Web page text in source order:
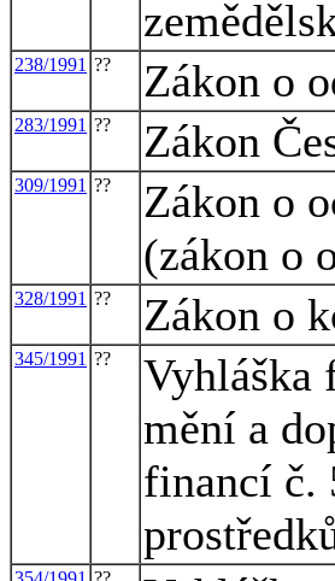
238/1991 ?? Zákon o
283/1991 ?? Zákon
309/1991 ??
Zákon o
(zákon o
328/1991 ?? Zákon o
345/1991 ??
Vyhláška
mění a
financí č.